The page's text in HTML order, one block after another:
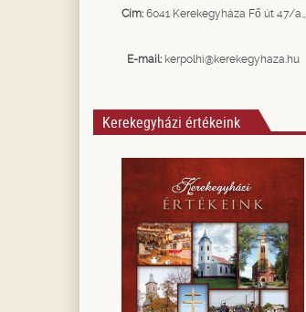
Cím: 6041 Kerekegyháza Fő út 47/a.,
E-mail: kerpolhi@kerekegyhaza.hu
Kerekegyházi értékeink